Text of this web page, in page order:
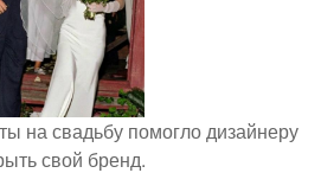
на свадьбу помогло дизайнеру
свой бренд.